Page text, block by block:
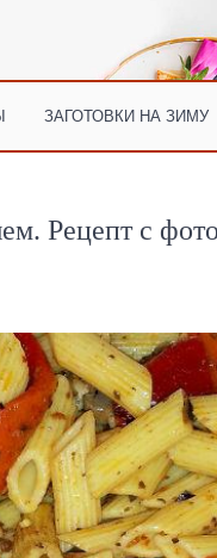
ЗАГОТОВКИ НА ЗИМУ
Рецепт с фото